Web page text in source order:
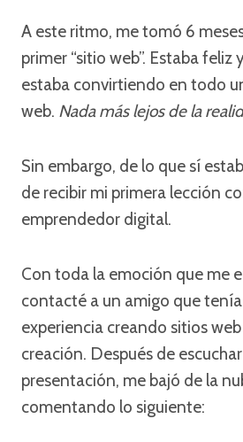
A este ritmo, me tomó 6
primer “sitio web”. Estaba feliz
estaba convirtiendo en todo
web. Nada más lejos de la
Sin embargo, de lo que sí
de recibir mi primera lección
emprendedor digital.
Con toda la emoción que me
contacté a un amigo que
experiencia creando sitios
creación. Después de
presentación, me bajó de la
comentando lo siguiente: